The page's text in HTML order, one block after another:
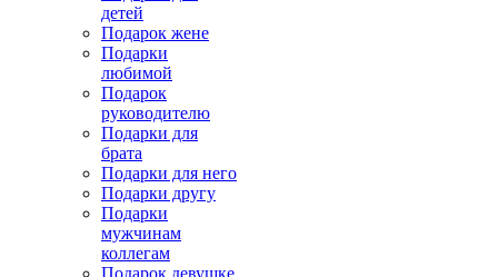
детей
Подарок жене
Подарки
любимой
Подарок
руководителю
Подарки для
брата
Подарки для него
Подарки другу
Подарки
мужчинам
коллегам
Подарок девушке